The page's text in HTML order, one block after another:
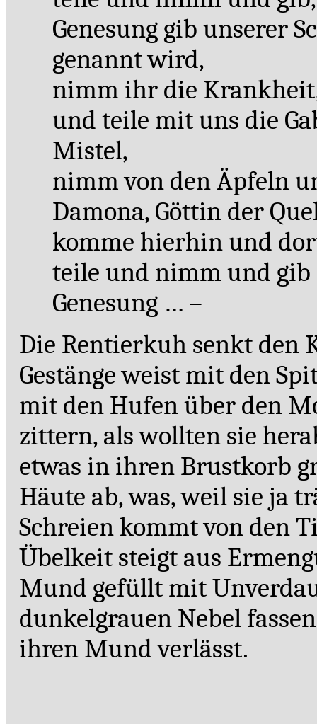
Genesung gib unserer
genannt wird,
nimm ihr die
und teile mit uns die
Mistel,
nimm von den Äpfeln
Damona, Göttin der
komme hierhin und
teile und nimm und gib
Genesung … –
Die Rentierkuh senkt den
Gestänge weist mit den
mit den Hufen über den
zittern, als wollten sie
etwas in ihren Brustkorb
Häute ab, was, weil sie ja
Schreien kommt von den
Übelkeit steigt aus
Mund gefüllt mit
dunkelgrauen Nebel
ihren Mund verlässt.